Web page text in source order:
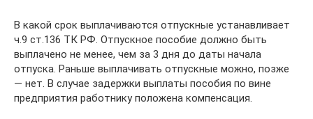
В какой срок выплачиваются отпускные устанавливает
ч.9 ст.136 ТК РФ. Отпускное пособие должно быть
выплачено не менее, чем за 3 дня до даты начала
отпуска. Раньше выплачивать отпускные можно, позже
— нет. В случае задержки выплаты пособия по вине
предприятия работнику положена компенсация.